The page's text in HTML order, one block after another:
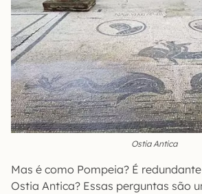
Ostia Antica
Mas é como Pompeia? É
Ostia Antica? Essas perguntas são